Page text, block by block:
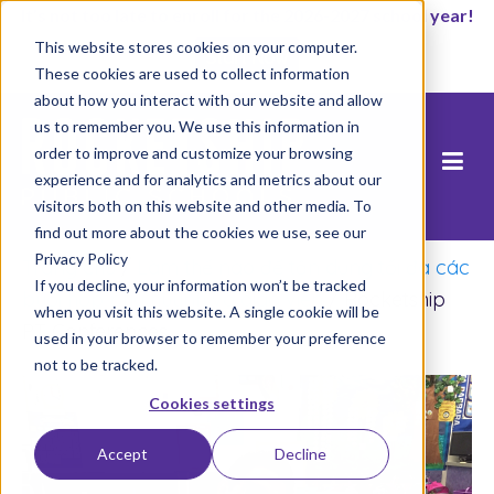
This website stores cookies on your computer.
These cookies are used to collect information
about how you interact with our website and allow
us to remember you. We use this information in
order to improve and customize your browsing
experience and for analytics and metrics about our
visitors both on this website and other media. To
find out more about the cookies we use, see our
Privacy Policy
If you decline, your information won’t be tracked
when you visit this website. A single cookie will be
used in your browser to remember your preference
not to be tracked.
Cookies settings
Accept Decline
It’s not too late to enroll for the 2026-2027 school year!
Start Now
Trang chủ/
Làm thế nào để tận dụng tối đa các
buổi họp phụ huynh và giáo viên/Rocketship
PT Conferences